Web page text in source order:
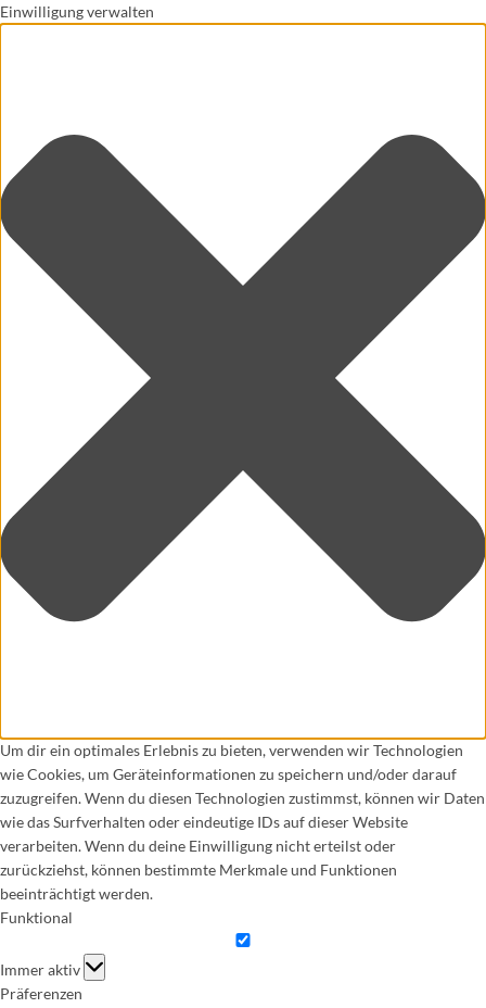
Einwilligung verwalten
Um dir ein optimales Erlebnis zu bieten, verwenden wir Technologien
wie Cookies, um Geräteinformationen zu speichern und/oder darauf
zuzugreifen. Wenn du diesen Technologien zustimmst, können wir Daten
wie das Surfverhalten oder eindeutige IDs auf dieser Website
verarbeiten. Wenn du deine Einwilligung nicht erteilst oder
zurückziehst, können bestimmte Merkmale und Funktionen
beeinträchtigt werden.
Funktional
Funktional
Immer aktiv
Präferenzen